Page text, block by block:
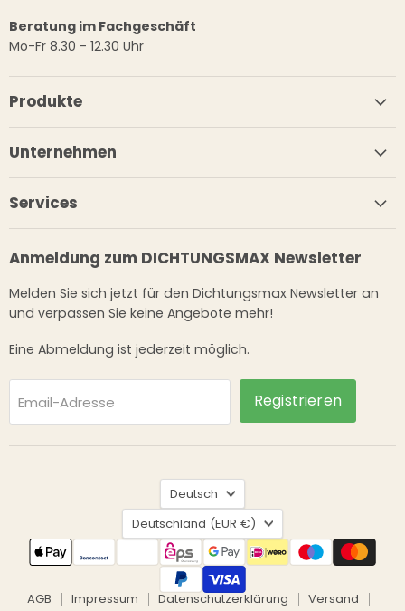
Beratung im Fachgeschäft
Mo-Fr 8.30 - 12.30 Uhr
Produkte
Unternehmen
Services
Anmeldung zum DICHTUNGSMAX Newsletter
Melden Sie sich jetzt für den Dichtungsmax Newsletter an
und verpassen Sie keine Angebote mehr!
Eine Abmeldung ist jederzeit möglich.
Email-Adresse Registrieren
Sprache
Deutsch
Land
Deutschland (EUR €)
AGB Impressum Datenschutzerklärung
Versand